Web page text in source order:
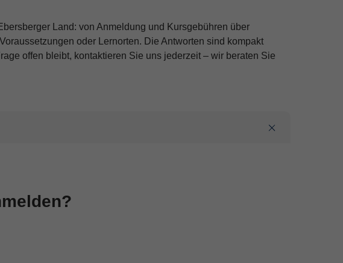
Land: von Anmeldung und Kursgebühren über
oder Lernorten. Die Antworten sind kompakt
offen bleibt, kontaktieren Sie uns jederzeit – wir beraten Sie